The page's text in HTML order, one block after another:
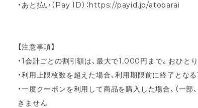
・あと払い（Pay ID）：https://payid.jp/atobarai
【注意事項】
・1会計ごとの割引額は、最大で1,000円まで。おひと
・利用上限枚数を超えた場合、利用期限前に終了とな
・一度クーポンを利用して商品を購入した場合、（一
きません